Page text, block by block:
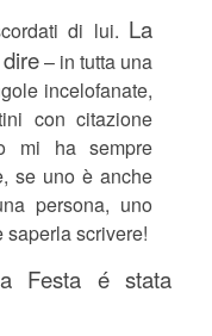
di lui. La
– in tutta una
incelofanate,
con citazione
mi ha sempre
se uno è anche
persona, uno
saperla scrivere!
Festa é stata